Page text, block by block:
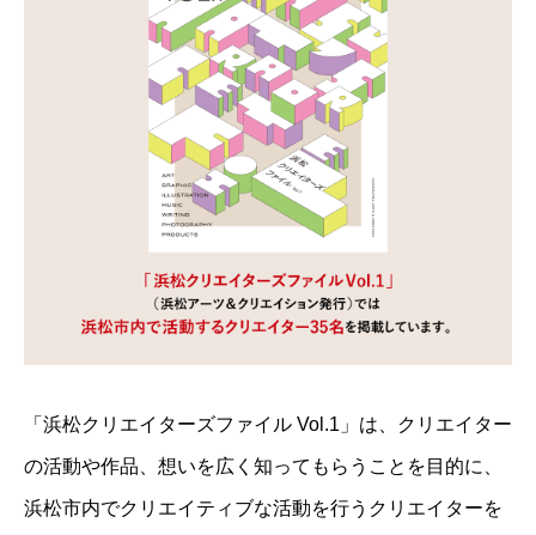
「浜松クリエイターズファイル Vol.1」は、クリエイター
の活動や作品、想いを広く知ってもらうことを目的に、
浜松市内でクリエイティブな活動を行うクリエイターを